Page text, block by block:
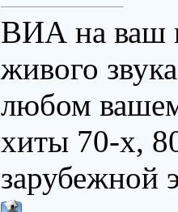
ВИА на ваш
живого
любом
хиты 70-х,
зарубежной